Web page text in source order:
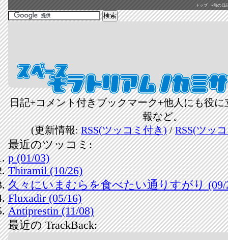
トップ «前の日
日記+コメント付きブックマーク+他人にも役
報など。
(更新情報:RSS(ツッコミ付き)/RSS(ツッ
最近のツッコミ:
p (01/03)
Thiramil (10/26)
久々にいまむらを食べたい通りすがり (09/
Fluxadir (05/16)
Antiprestin (11/08)
最近の TrackBack: